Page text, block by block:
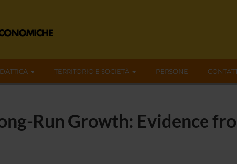
TERRITORIO E SOCIETÀ PERSONE
Run Growth: Evidence